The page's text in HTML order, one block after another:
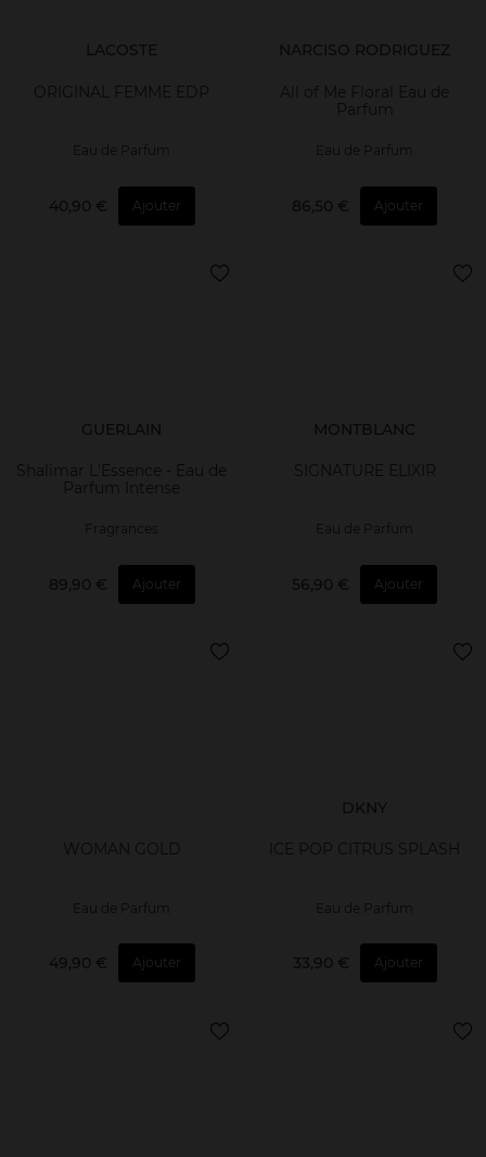
LACOSTE
ORIGINAL FEMME EDP
Eau de Parfum
40,90 € Ajouter
NARCISO RODRIGUEZ
All of Me Floral Eau de
Parfum
Eau de Parfum
86,50 € Ajouter
GUERLAIN
Shalimar L'Essence - Eau de
Parfum Intense
Fragrances
89,90 € Ajouter
MONTBLANC
SIGNATURE ELIXIR
Eau de Parfum
56,90 € Ajouter
WOMAN GOLD
Eau de Parfum
49,90 € Ajouter
DKNY
ICE POP CITRUS SPLASH
Eau de Parfum
33,90 € Ajouter